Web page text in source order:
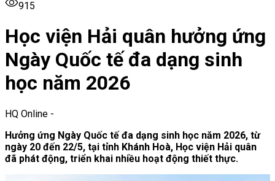
915
Học viện Hải quân hưởng ứng
Ngày Quốc tế đa dạng sinh
học năm 2026
HQ Online -
Hưởng ứng Ngày Quốc tế đa dạng sinh học năm 2026, từ
ngày 20 đến 22/5, tại tỉnh Khánh Hoà, Học viện Hải quân
đã phát động, triển khai nhiều hoạt động thiết thực.